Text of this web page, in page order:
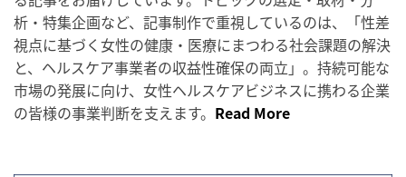
析・特集企画など、記事制作で重視しているのは、「性差
視点に基づく女性の健康・医療にまつわる社会課題の解決
と、ヘルスケア事業者の収益性確保の両立」。持続可能な
市場の発展に向け、女性ヘルスケアビジネスに携わる企業
の皆様の事業判断を支えます。 Read More